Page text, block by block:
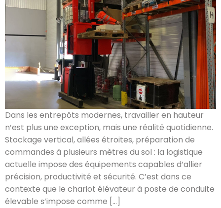
Dans les entrepôts modernes, travailler en hauteur
n’est plus une exception, mais une réalité quotidienne.
Stockage vertical, allées étroites, préparation de
commandes à plusieurs mètres du sol : la logistique
actuelle impose des équipements capables d’allier
précision, productivité et sécurité. C’est dans ce
contexte que le chariot élévateur à poste de conduite
élevable s’impose comme […]